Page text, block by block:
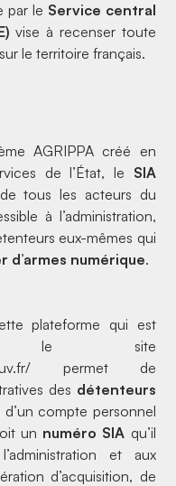
par le Service central
vise à recenser toute
le territoire français.
AGRIPPA créé en
de l’État, le SIA
tous les acteurs du
à l’administration,
eux-mêmes qui
d’armes numérique.
plateforme qui est
le site
permet de
des détenteurs
d’un compte personnel
un numéro SIA qu’il
et aux
d’acquisition, de